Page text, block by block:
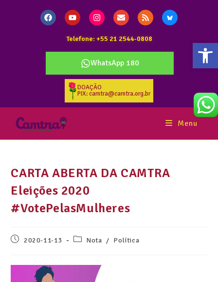
Telefone: +55 21 2544-0808
WhatsApp 180
DOAÇÃO
PIX: camtra@camtra.org.br
Menu
CARTA ABERTA DA CAMTRA
Eleições 2020
#VotePelasMulheres
2020-11-13 Nota / Política